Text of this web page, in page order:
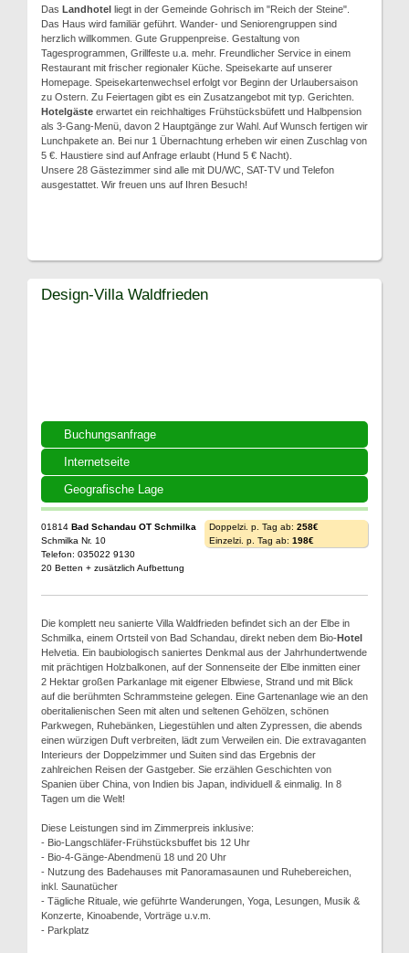
Das Landhotel liegt in der Gemeinde Gohrisch im "Reich der Steine".
Das Haus wird familiär geführt. Wander- und Seniorengruppen sind
herzlich willkommen. Gute Gruppenpreise. Gestaltung von
Tagesprogrammen, Grillfeste u.a. mehr. Freundlicher Service in einem
Restaurant mit frischer regionaler Küche. Speisekarte auf unserer
Homepage. Speisekartenwechsel erfolgt vor Beginn der Urlaubersaison
zu Ostern. Zu Feiertagen gibt es ein Zusatzangebot mit typ. Gerichten.
Hotelgäste erwartet ein reichhaltiges Frühstücksbüfett und Halbpension
als 3-Gang-Menü, davon 2 Hauptgänge zur Wahl. Auf Wunsch fertigen wir
Lunchpakete an. Bei nur 1 Übernachtung erheben wir einen Zuschlag von
5 €. Haustiere sind auf Anfrage erlaubt (Hund 5 € Nacht).
Unsere 28 Gästezimmer sind alle mit DU/WC, SAT-TV und Telefon
ausgestattet. Wir freuen uns auf Ihren Besuch!
Buchungsanfrage
Internetseite
Geografische Lage
Design-Villa Waldfrieden
01814 Bad Schandau OT Schmilka
Schmilka Nr. 10
Telefon: 035022 9130
20 Betten + zusätzlich Aufbettung
Doppelzi. p. Tag ab: 258€
Einzelzi. p. Tag ab: 198€
Die komplett neu sanierte Villa Waldfrieden befindet sich an der Elbe in
Schmilka, einem Ortsteil von Bad Schandau, direkt neben dem Bio-Hotel
Helvetia. Ein baubiologisch saniertes Denkmal aus der Jahrhundertwende
mit prächtigen Holzbalkonen, auf der Sonnenseite der Elbe inmitten einer
2 Hektar großen Parkanlage mit eigener Elbwiese, Strand und mit Blick
auf die berühmten Schrammsteine gelegen. Eine Gartenanlage wie an den
oberitalienischen Seen mit alten und seltenen Gehölzen, schönen
Parkwegen, Ruhebänken, Liegestühlen und alten Zypressen, die abends
einen würzigen Duft verbreiten, lädt zum Verweilen ein. Die extravaganten
Interieurs der Doppelzimmer und Suiten sind das Ergebnis der
zahlreichen Reisen der Gastgeber. Sie erzählen Geschichten von
Spanien über China, von Indien bis Japan, individuell & einmalig. In 8
Tagen um die Welt!
Diese Leistungen sind im Zimmerpreis inklusive:
- Bio-Langschläfer-Frühstücksbuffet bis 12 Uhr
- Bio-4-Gänge-Abendmenü 18 und 20 Uhr
- Nutzung des Badehauses mit Panoramasaunen und Ruhebereichen,
inkl. Saunatücher
- Tägliche Rituale, wie geführte Wanderungen, Yoga, Lesungen, Musik &
Konzerte, Kinoabende, Vorträge u.v.m.
- Parkplatz